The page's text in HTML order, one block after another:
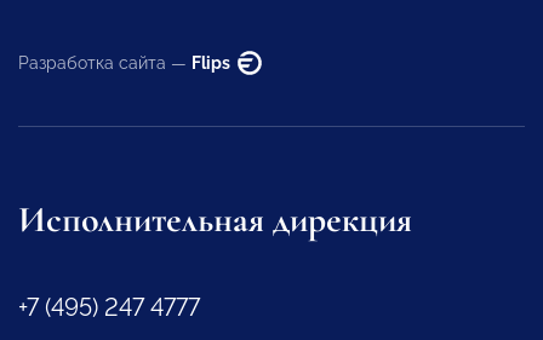
Разработка сайта — Flips
Исполнительная дирекция
+7 (495) 247 4777